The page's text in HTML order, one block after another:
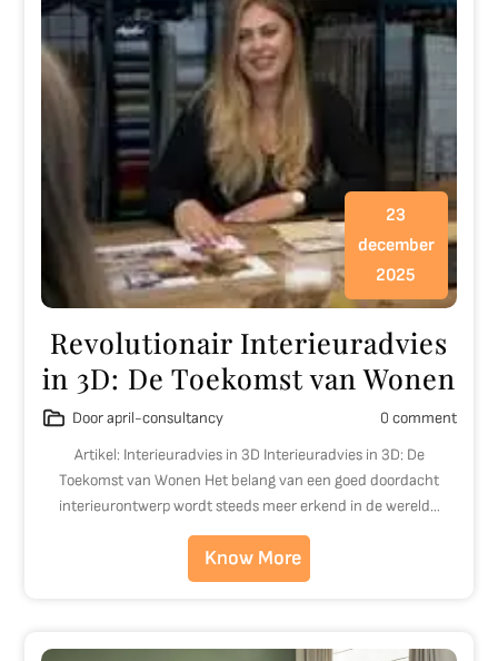
23
december
2025
Revolutionair Interieuradvies
in 3D: De Toekomst van Wonen
Door april-consultancy
0 comment
Artikel: Interieuradvies in 3D Interieuradvies in 3D: De
Toekomst van Wonen Het belang van een goed doordacht
interieurontwerp wordt steeds meer erkend in de wereld…
Know More